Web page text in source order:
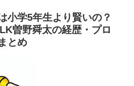
小学5年生より賢いの？
曽野舜太の経歴・プロ
とめ